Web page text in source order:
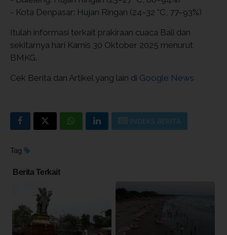
- Kota Denpasar: Hujan Ringan (24–32 °C, 77–93%)
Itulah informasi terkait prakiraan cuaca Bali dan
sekitarnya hari Kamis 30 Oktober 2025 menurut
BMKG.
Cek Berita dan Artikel yang lain di Google News
INDEKS BERITA
Tag
Berita Terkait